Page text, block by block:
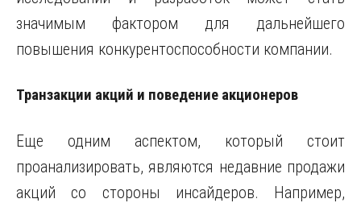
значимым фактором для дальнейшего
повышения конкурентоспособности компании.
Транзакции акций и поведение акционеров
Еще одним аспектом, который стоит
проанализировать, являются недавние продажи
акций со стороны инсайдеров. Например,